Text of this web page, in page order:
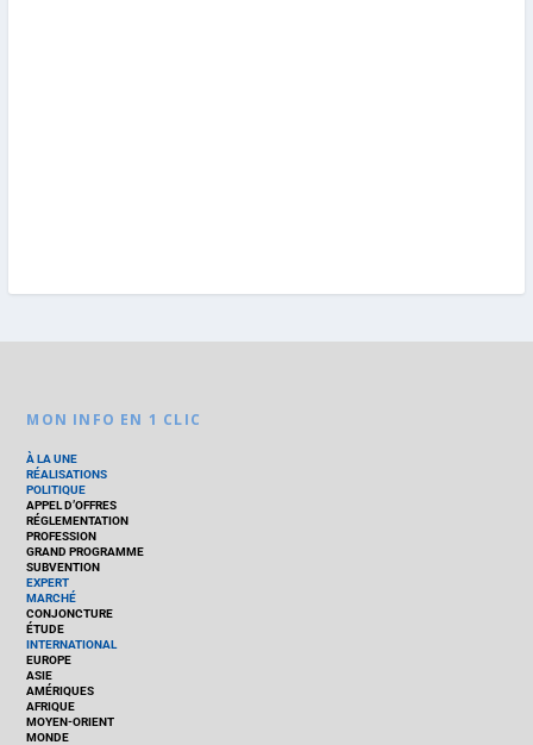
MON INFO EN 1 CLIC
À LA UNE
RÉALISATIONS
POLITIQUE
APPEL D’OFFRES
RÉGLEMENTATION
PROFESSION
GRAND PROGRAMME
SUBVENTION
EXPERT
MARCHÉ
CONJONCTURE
ÉTUDE
INTERNATIONAL
EUROPE
ASIE
AMÉRIQUES
AFRIQUE
MOYEN-ORIENT
MONDE